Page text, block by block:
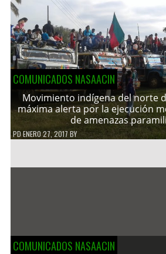
COMUNICADOS NASAACIN
Movimiento indígena del norte
máxima alerta por la ejecución
de amenazas
PDENERO 27, 2017 BY
COMUNICADOS NASAACIN